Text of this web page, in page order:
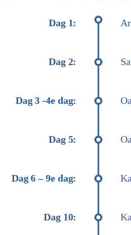
Dag 1:
Dag 2:
Dag 3 -4e dag:
Dag 5:
Dag 6 – 9e dag:
Dag 10: